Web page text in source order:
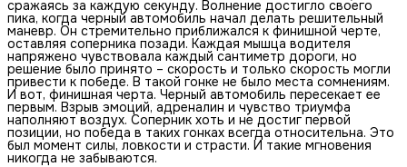
сражаясь за каждую секунду. Волнение достигло своего
пика, когда черный автомобиль начал делать решительный
маневр. Он стремительно приближался к финишной черте,
оставляя соперника позади. Каждая мышца водителя
напряжено чувствовала каждый сантиметр дороги, но
решение было принято – скорость и только скорость могли
привести к победе. В такой гонке не было места сомнениям.
И вот, финишная черта. Черный автомобиль пересекает ее
первым. Взрыв эмоций, адреналин и чувство триумфа
наполняют воздух. Соперник хоть и не достиг первой
позиции, но победа в таких гонках всегда относительна. Это
был момент силы, ловкости и страсти. И такие мгновения
никогда не забываются.